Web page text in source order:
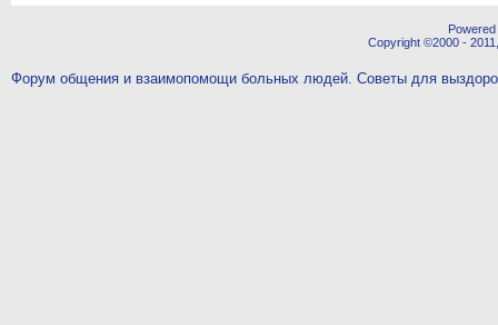
Copyright ©2000 -
Форум общения и взаимопомощи больных людей. Советы для